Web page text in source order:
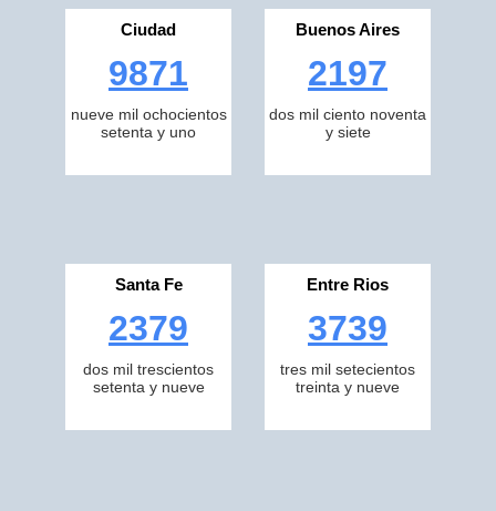
Ciudad
9871
nueve mil ochocientos
setenta y uno
Buenos Aires
2197
dos mil ciento noventa
y siete
Santa Fe
2379
dos mil trescientos
setenta y nueve
Entre Rios
3739
tres mil setecientos
treinta y nueve